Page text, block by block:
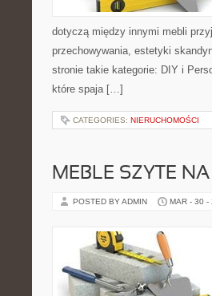
dotyczą między innymi mebli
przechowywania, estetyki
stronie takie kategorie: DIY i
które spaja […]
CATEGORIES: NIERUCHOMOŚCI
MEBLE SZYTE
POSTED BY ADMIN MAR - 30 -